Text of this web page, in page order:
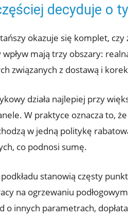
decyduje o
okazuje się komplet,
wpływ mają trzy obszary:
związanych z dostawą i
działa najlepiej przy
W praktyce oznacza to,
w jedną politykę
co podnosi sumę.
stanowią częsty
na ogrzewaniu
o innych parametrach,